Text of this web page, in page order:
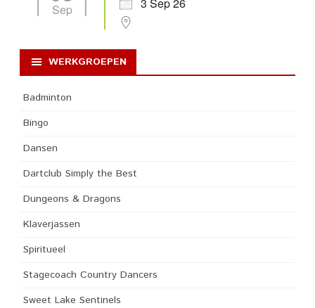
Sep
WERKGROEPEN
Badminton
Bingo
Dansen
Dartclub Simply the Best
Dungeons & Dragons
Klaverjassen
Spiritueel
Stagecoach Country Dancers
Sweet Lake Sentinels